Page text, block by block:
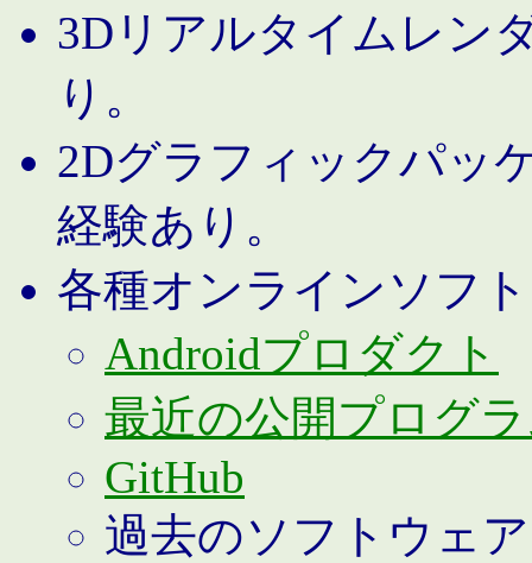
3Dリアルタイムレン
り。
2Dグラフィックパッ
経験あり。
各種オンラインソフ
Androidプロダクト
最近の公開プログ
GitHub
過去のソフトウェア